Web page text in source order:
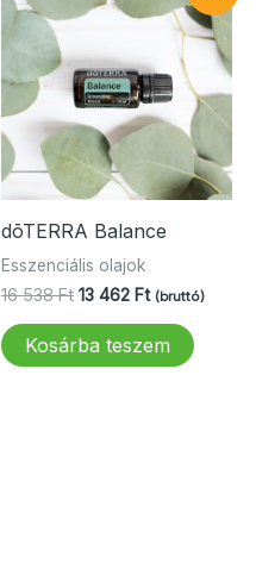
dōTERRA Balance
Esszenciális olajok
16 538Ft Original
was:
16
13 462 FtCurrent
13
(bruttó)
Kosárba teszem